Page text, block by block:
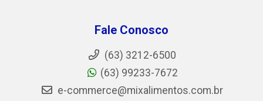
Fale Conosco
(63) 3212-6500
(63) 99233-7672
e-commerce@mixalimentos.com.br